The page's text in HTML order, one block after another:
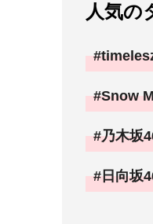
人気の
Snow
乃木坂
日向坂